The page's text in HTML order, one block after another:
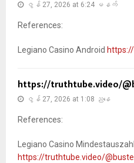
ဇွန် 27, 2026 at 6:24 မနက်
References:
Legiano Casino Android
https://truthtube.video/
ဇွန် 27, 2026 at 1:08 ညနေ
References:
Legiano Casino
https://truthtube.video/